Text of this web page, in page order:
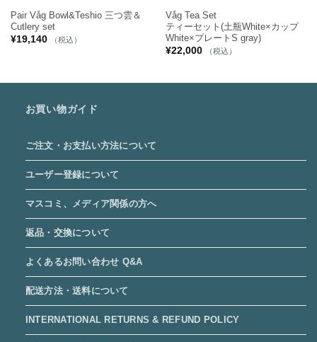
Pair Våg Bowl&Teshio 三つ雲＆
Cutlery set
¥19,140 （税込）
Våg Tea Set
ティーセット(土瓶White×カップ
White×プレートS gray)
¥22,000 （税込）
お買い物ガイド
ご注文・お支払い方法について
ユーザー登録について
マスコミ、メディア関係の方へ
返品・交換について
よくあるお問い合わせ Q&A
配送方法・送料について
INTERNATIONAL RETURNS & REFUND POLICY